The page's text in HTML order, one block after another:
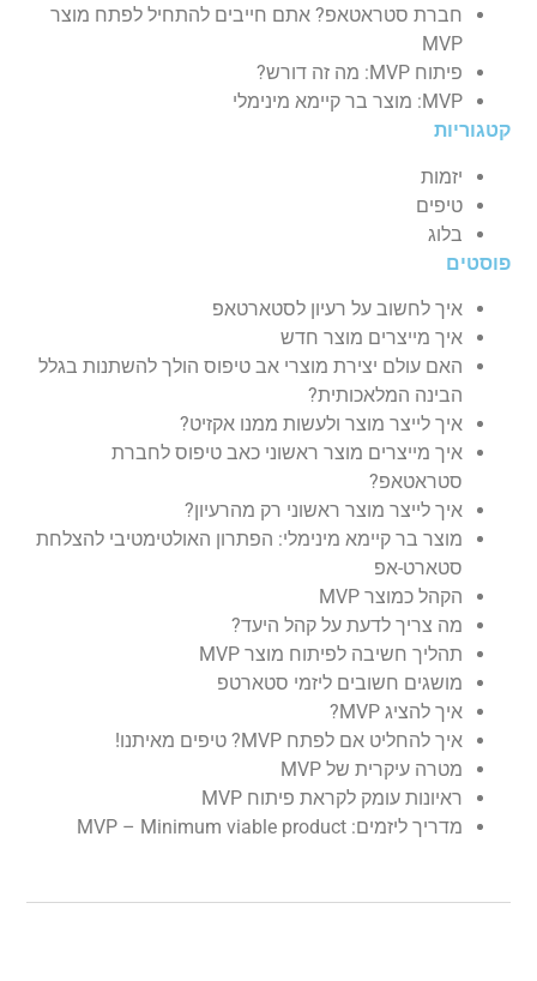
חברת סטראטאפ? אתם חייבים להתחיל לפתח מוצר
MVP
פיתוח MVP: מה זה דורש?
MVP: מוצר בר קיימא מינימלי
קטגוריות
יזמות
טיפים
בלוג
פוסטים
איך לחשוב על רעיון לסטארטאפ
איך מייצרים מוצר חדש
האם עולם יצירת מוצרי אב טיפוס הולך להשתנות בגלל
הבינה המלאכותית?
איך לייצר מוצר ולעשות ממנו אקזיט?
איך מייצרים מוצר ראשוני כאב טיפוס לחברת
סטראטאפ?
איך לייצר מוצר ראשוני רק מהרעיון?
מוצר בר קיימא מינימלי: הפתרון האולטימטיבי להצלחת
סטארט-אפ
הקהל כמוצר MVP
מה צריך לדעת על קהל היעד?
תהליך חשיבה לפיתוח מוצר MVP
מושגים חשובים ליזמי סטארטפ
איך להציג MVP?
איך להחליט אם לפתח MVP? טיפים מאיתנו!
מטרה עיקרית של MVP
ראיונות עומק לקראת פיתוח MVP
מדריך ליזמים: MVP – Minimum viable product